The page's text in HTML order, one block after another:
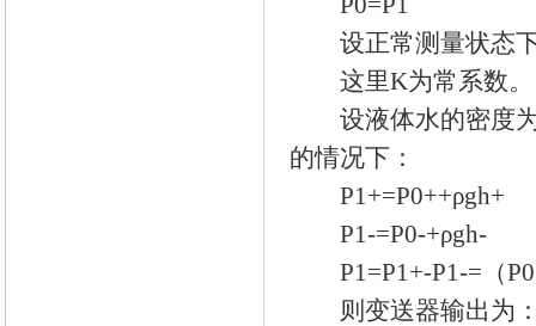
设正常测量状态下
这里K为常系数。
设液体水的密度为
的情况下：
P1+=P0++ρgh+
P1-=P0-+ρgh-
P1=P1+-P1-=（
则变送器输出为